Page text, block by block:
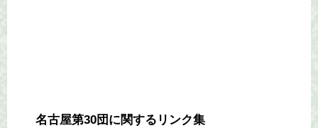
名古屋第30団に関するリンク集